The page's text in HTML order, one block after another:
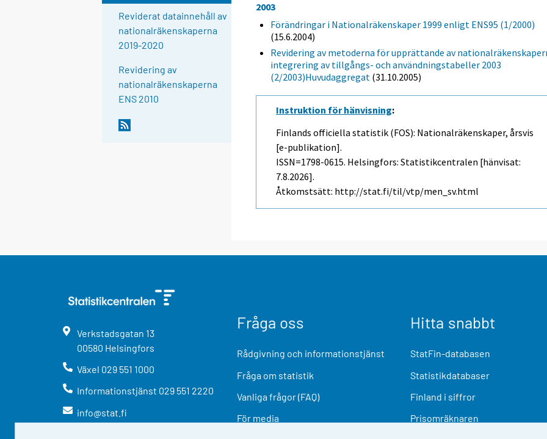
Reviderat datainnehåll av
nationalräkenskaperna
2019-2020
Revidering av
nationalräkenskaperna
ENS 2010
2003
Förändringar i Nationalräkenskaper 1999 enligt ENS95 (1/2000)
(15.6.2004)
Revidering av metoderna för upprättande av
integrering av tillgångs- och användningstabeller 2003
(2/2003)Huvudaggregat (31.10.2005)
Instruktion för hänvisning:
Finlands officiella statistik (FOS): Nationalräkenskaper, årsvis
[e-publikation].
ISSN=1798-0615. Helsingfors: Statistikcentralen [hänvisat:
7.8.2026].
Åtkomstsätt: http://stat.fi/til/vtp/men_sv.html
Verkstadsgatan 13
00580 Helsingfors
Växel 029 551 1000
Informationstjänst 029 551 2220
info@stat.fi
Fråga oss
Rådgivning och informationstjänst
Fråga om statistik
Vanliga frågor (FAQ)
För media
Hitta snabbt
StatFin-databasen
Statistikdatabaser
Finland i siffror
Prisomräknaren